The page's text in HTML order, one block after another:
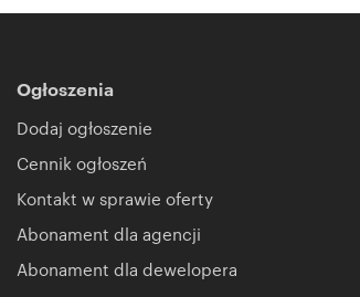
Ogłoszenia
Dodaj ogłoszenie
Cennik ogłoszeń
Kontakt w sprawie oferty
Abonament dla agencji
Abonament dla dewelopera